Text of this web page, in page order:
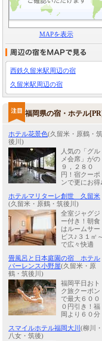
MAPを表示
西鉄久留米駅周辺の宿
久留米駅周辺の宿
福岡県の宿・ホテル
ホテル花景色(久留米・原鶴・筑
後川)
人気の「グル
メ会席」がの
９，２８０
円！宿クーポ
ンで更にお得
ホテルマリターレ創世 久留米
(久留米・原鶴・筑後川)
全室ジャグジ
ー付き！朝食
はルームサー
ビス♪３１㎡
で広々快適
畳風呂と日本庭園の宿 ホテル
パーレンス小野屋(久留米・原
鶴・筑後川)
福岡平日おト
ク旅クーポン
で最大６００
０円引き！福
岡より６０分
スマイルホテル福岡大川 (柳川・
八女・筑後)